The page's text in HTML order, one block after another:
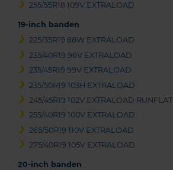
255/55R18 109V EXTRALOAD
19-inch banden
225/35R19 88W EXTRALOAD
235/40R19 96V EXTRALOAD
235/45R19 99V EXTRALOAD
235/50R19 103H EXTRALOAD
245/45R19 102V EXTRALOAD RUNFLAT
255/40R19 100V EXTRALOAD
265/50R19 110V EXTRALOAD
275/40R19 105V EXTRALOAD
20-inch banden